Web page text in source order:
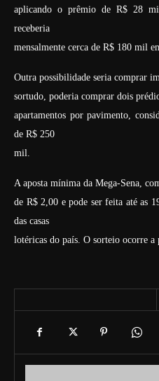
aplicando o prêmio de R$ 28
receberia
mensalmente cerca de R$ 180 mil
Outra possibilidade seria comprar
sortudo, poderia comprar dois
apartamentos por pavimento,
de R$ 250
mil.
A aposta mínima da Mega-Sena,
de R$ 2,00 e pode ser feita até as
das casas
lotéricas do país. O sorteio ocorre a